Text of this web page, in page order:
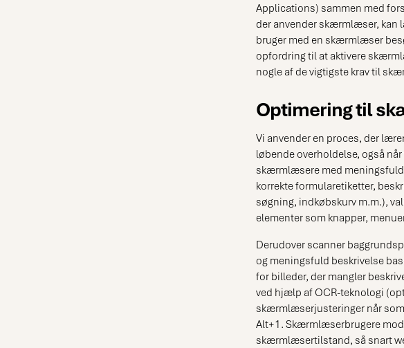
Applications) sammen med
der anvender skærmlæser, kan
bruger med en skærmlæser
opfordring til at aktivere
nogle af de vigtigste krav til
Optimering til
Vi anvender en proces, der
løbende overholdelse, også
skærmlæsere med
korrekte formularetiketter,
søgning, indkøbskurv m.m.),
elementer som knapper,
Derudover scanner
og meningsfuld beskrivelse
for billeder, der mangler
ved hjælp af OCR-teknologi
skærmlæserjusteringer når
Alt+1. Skærmlæserbrugere
skærmlæsertilstand, så snart